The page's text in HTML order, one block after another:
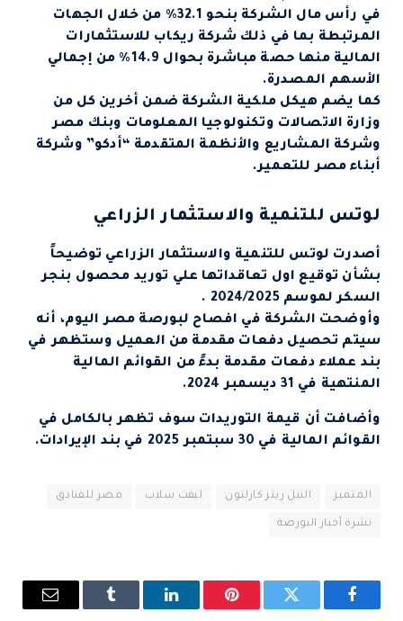
في رأس مال الشركة بنحو 32.1% من خلال الجهات
المرتبطة بما في ذلك شركة ريكاب للاستثمارات
المالية منها حصة مباشرة بحوال 14.9% من إجمالي
الأسهم المصدرة.
كما يضم هيكل ملكية الشركة ضمن أخرين كل من
وزارة الاتصالات وتكنولوجيا المعلومات وبنك مصر
وشركة المشاريع والأنظمة المتقدمة “أدكو” وشركة
أبناء مصر للتعمير.
لوتس للتنمية والاستثمار الزراعي
أصدرت لوتس للتنمية والاستثمار الزراعي توضيحاً
بشأن توقيع اول تعاقداتها علي توريد محصول بنجر
السكر لموسم 2024/2025 .
وأوضحت الشركة في افصاح لبورصة مصر اليوم، أنه
سيتم تحصيل دفعات مقدمة من العميل وستظهر في
بند عملاء دفعات مقدمة بدءً من القوائم المالية
المنتهية في 31 ديسمبر 2024.
وأضافت أن قيمة التوريدات سوف تظهر بالكامل في
القوائم المالية في 30 سبتمبر 2025 في بند الإيرادات.
المتميز النيل ريتز كارلتون ليفت سلاب مصر للفنادق
نشرة أخبار البورصة
فيسبوك تويتر بينتيريستلينكدإن Tumblr
البريد